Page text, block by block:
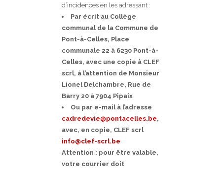
d’incidences en les adressant :
Par écrit au Collège
communal de la Commune de
Pont-à-Celles, Place
communale 22 à 6230 Pont-à-
Celles, avec une copie à CLEF
scrl, à l’attention de Monsieur
Lionel Delchambre, Rue de
Barry 20 à 7904 Pipaix
Ou par e-mail à l’adresse
cadredevie@pontacelles.be,
avec, en copie, CLEF scrl
info@clef-scrl.be
Attention : pour être valable,
votre courrier doit